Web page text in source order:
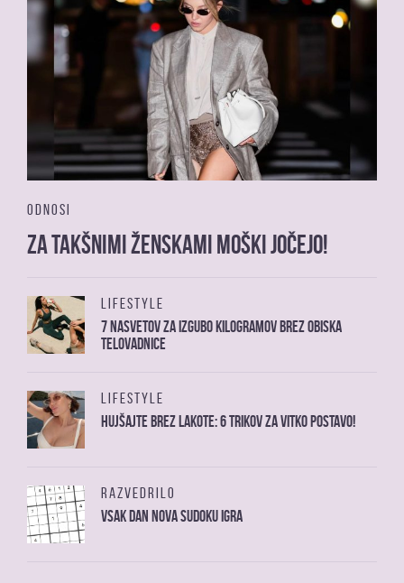
ODNOSI
Za takšnimi ženskami moški jočejo!
LIFESTYLE
7 nasvetov za izgubo kilogramov brez obiska
telovadnice
LIFESTYLE
Hujšajte brez lakote: 6 trikov za vitko postavo!
RAZVEDRILO
Vsak dan nova sudoku igra